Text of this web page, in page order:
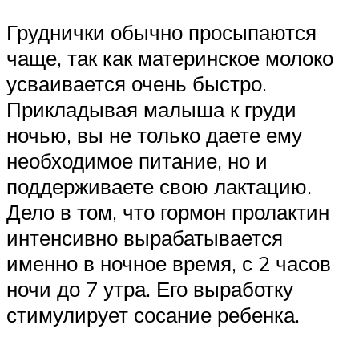
Груднички обычно просыпаются
чаще, так как материнское молоко
усваивается очень быстро.
Прикладывая малыша к груди
ночью, вы не только даете ему
необходимое питание, но и
поддерживаете свою лактацию.
Дело в том, что гормон пролактин
интенсивно вырабатывается
именно в ночное время, с 2 часов
ночи до 7 утра. Его выработку
стимулирует сосание ребенка.